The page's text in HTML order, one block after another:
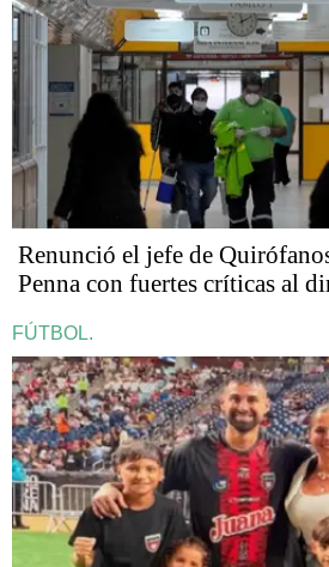
Renunció el jefe de
Penna con fuertes críticas al
FÚTBOL.